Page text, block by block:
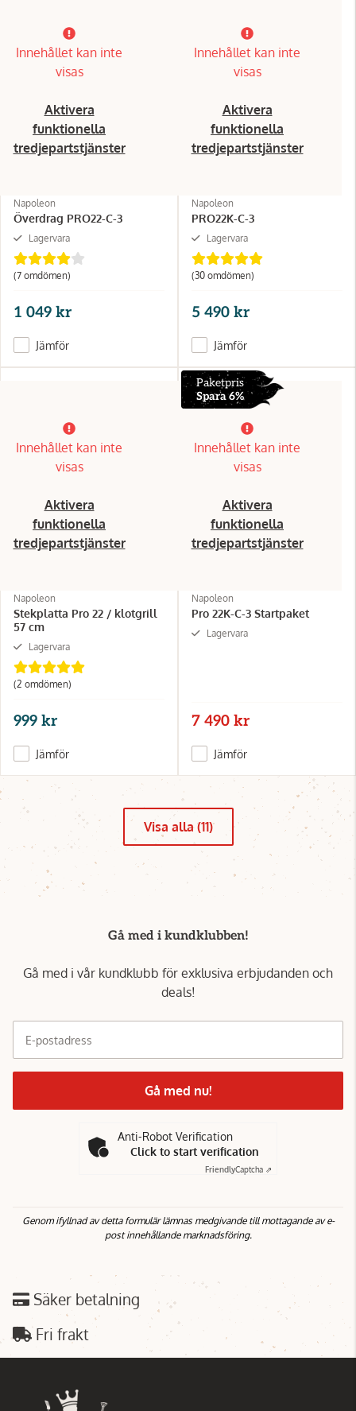
Innehållet kan inte
visas
Aktivera
funktionella
tredjepartstjänster
Napoleon
Överdrag PRO22-C-3
Lagervara
(7 omdömen)
1 049 kr
Jämför
Innehållet kan inte
visas
Aktivera
funktionella
tredjepartstjänster
Napoleon
PRO22K-C-3
Lagervara
(30 omdömen)
5 490 kr
Jämför
Innehållet kan inte
visas
Aktivera
funktionella
tredjepartstjänster
Napoleon
Stekplatta Pro 22 / klotgrill
57 cm
Lagervara
(2 omdömen)
999 kr
Jämför
Paketpris
Spara 6%
Innehållet kan inte
visas
Aktivera
funktionella
tredjepartstjänster
Napoleon
Pro 22K-C-3 Startpaket
Lagervara
7 490 kr
Jämför
Visa alla (11)
Gå med i kundklubben!
Gå med i vår kundklubb för exklusiva erbjudanden och
deals!
E-postadress
Gå med nu!
Anti-Robot Verification
Click to start verification
FriendlyCaptcha ⇗
Genom ifyllnad av detta formulär lämnas medgivande till mottagande av e-
post innehållande marknadsföring.
Säker betalning
Fri frakt